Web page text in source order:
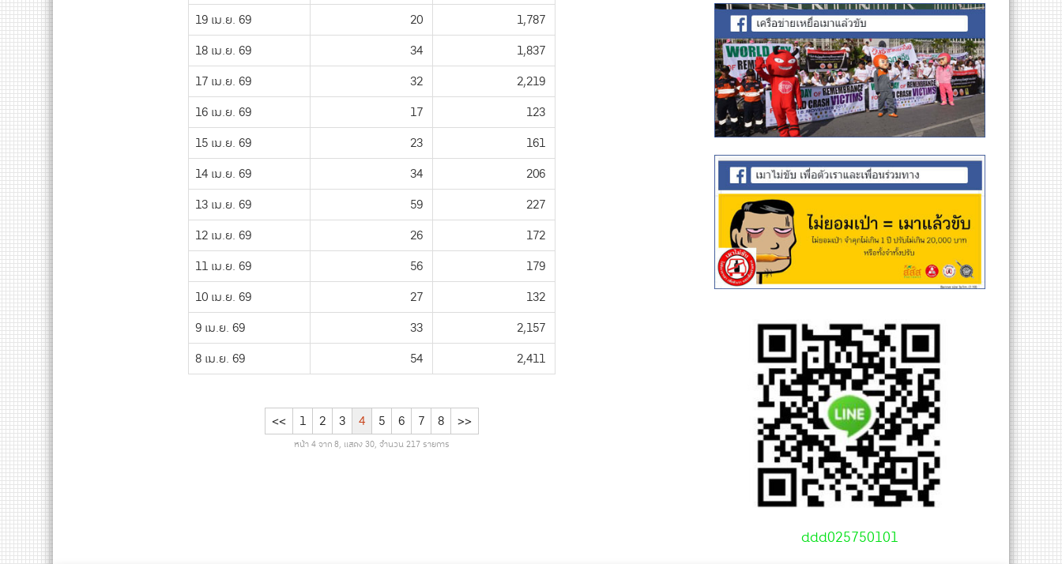
19 เม.ย. 69
20
1,787
18 เม.ย. 69
34
1,837
17 เม.ย. 69
32
2,219
16 เม.ย. 69
17
123
15 เม.ย. 69
23
161
14 เม.ย. 69
34
206
13 เม.ย. 69
59
227
12 เม.ย. 69
26
172
11 เม.ย. 69
56
179
10 เม.ย. 69
27
132
9 เม.ย. 69
33
2,157
8 เม.ย. 69
54 2,411
<< 1 2 3 4 5 6 7 8 >>
หน้า 4 จาก 8, แสดง 30, จำนวน 217 รายการ
ddd025750101